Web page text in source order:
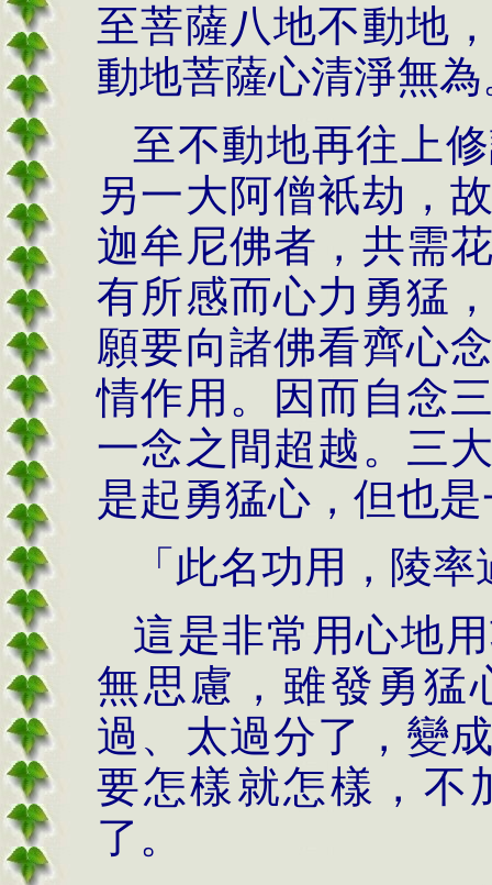
至菩薩八地不動地
動地菩薩心清淨無為
至不動地再往上
另一大阿僧衹劫，
迦牟尼佛者，共需
有所感而心力勇猛
願要向諸佛看齊心
情作用。因而自念
一念之間超越。三
是起勇猛心，但也
「此名功用，陵
這是非常用心地
無思慮，雖發勇猛
過、太過分了，變
要怎樣就怎樣，不
了。